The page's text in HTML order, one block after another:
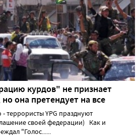
курдов" не признает
она претендует на все
террористы YPG празднуют
своей федерации) Как и
"Голос......